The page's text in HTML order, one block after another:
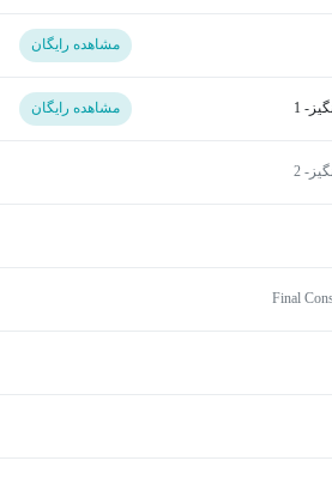
مشاهده رایگان
1 مشاهده رایگان
2